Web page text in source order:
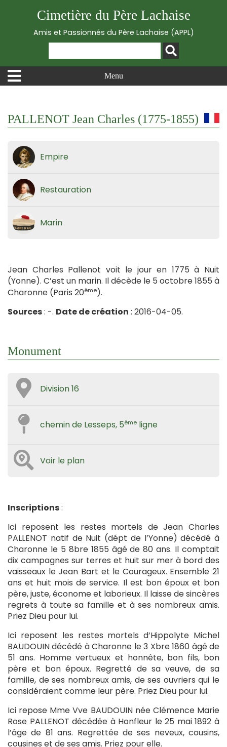
Cimetière du Père Lachaise
Amis et Passionnés du Père Lachaise (APPL)
Menu
PALLENOT Jean Charles (1775-1855)
Empire
Restauration
Marin
Jean Charles Pallenot voit le jour en 1775 à Nuit
(Yonne). C’est un marin. Il décède le 5 octobre 1855 à
Charonne (Paris 20ème).
Sources: -. Date de création : 2016-04-05.
Monument
Division 16
chemin de Lesseps, 5ème ligne
Voir le plan
Inscriptions:
Ici reposent les restes mortels de Jean Charles
PALLENOT natif de Nuit (dépt de l’Yonne) décédé à
Charonne le 5 8bre 1855 âgé de 80 ans. Il comptait
dix campagnes sur terres et huit sur mer à bord des
vaisseaux le Jean Bart et le Courageux. Ensemble 21
ans et huit mois de service. Il est bon époux et bon
père, juste, économe et laborieux. Il laisse de sincères
regrets à toute sa famille et à ses nombreux amis.
Priez Dieu pour lui.
Ici reposent les restes mortels d’Hippolyte Michel
BAUDOUIN décédé à Charonne le 3 Xbre 1860 âgé de
51 ans. Homme vertueux et honnête, bon fils, bon
père et bon époux. Regretté de sa veuve, de sa
famille, de ses nombreux amis, de ses ouvriers qui le
considéraient comme leur père. Priez Dieu pour lui.
Ici repose Mme Vve BAUDOUIN née Clémence Marie
Rose PALLENOT décédée à Honfleur le 25 mai 1892 à
l’âge de 81 ans. Regrettée de ses neveux, cousins,
cousines et de ses amis. Priez pour elle.